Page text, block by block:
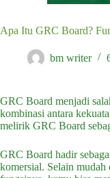
Apa Itu GRC Board?
bm writer
GRC Board menjadi
kombinasi antara
melirik GRC Board
GRC Board hadir
komersial. Selain